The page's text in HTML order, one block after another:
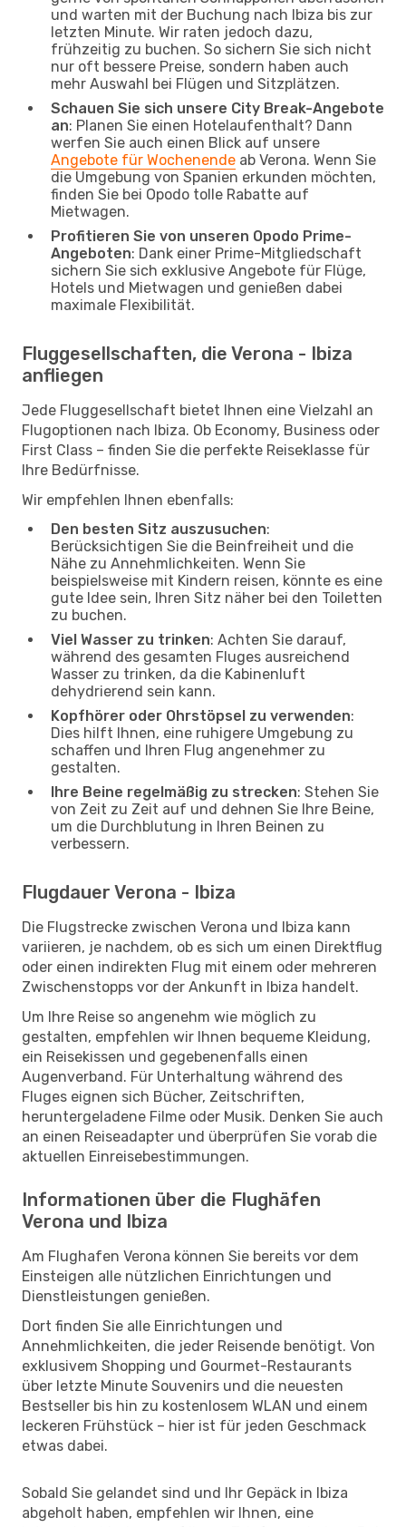
und warten mit der Buchung nach Ibiza bis zur
letzten Minute. Wir raten jedoch dazu,
frühzeitig zu buchen. So sichern Sie sich nicht
nur oft bessere Preise, sondern haben auch
mehr Auswahl bei Flügen und Sitzplätzen.
Schauen Sie sich unsere City Break-Angebote
an: Planen Sie einen Hotelaufenthalt? Dann
werfen Sie auch einen Blick auf unsere
Angebote für Wochenende ab Verona. Wenn Sie
die Umgebung von Spanien erkunden möchten,
finden Sie bei Opodo tolle Rabatte auf
Mietwagen.
Profitieren Sie von unseren Opodo Prime-
Angeboten: Dank einer Prime-Mitgliedschaft
sichern Sie sich exklusive Angebote für Flüge,
Hotels und Mietwagen und genießen dabei
maximale Flexibilität.
Fluggesellschaften, die Verona - Ibiza
anfliegen
Jede Fluggesellschaft bietet Ihnen eine Vielzahl an
Flugoptionen nach Ibiza. Ob Economy, Business oder
First Class – finden Sie die perfekte Reiseklasse für
Ihre Bedürfnisse.
Wir empfehlen Ihnen ebenfalls:
Den besten Sitz auszusuchen:
Berücksichtigen Sie die Beinfreiheit und die
Nähe zu Annehmlichkeiten. Wenn Sie
beispielsweise mit Kindern reisen, könnte es eine
gute Idee sein, Ihren Sitz näher bei den Toiletten
zu buchen.
Viel Wasser zu trinken: Achten Sie darauf,
während des gesamten Fluges ausreichend
Wasser zu trinken, da die Kabinenluft
dehydrierend sein kann.
Kopfhörer oder Ohrstöpsel zu verwenden:
Dies hilft Ihnen, eine ruhigere Umgebung zu
schaffen und Ihren Flug angenehmer zu
gestalten.
Ihre Beine regelmäßig zu strecken: Stehen Sie
von Zeit zu Zeit auf und dehnen Sie Ihre Beine,
um die Durchblutung in Ihren Beinen zu
verbessern.
Flugdauer Verona - Ibiza
Die Flugstrecke zwischen Verona und Ibiza kann
variieren, je nachdem, ob es sich um einen Direktflug
oder einen indirekten Flug mit einem oder mehreren
Zwischenstopps vor der Ankunft in Ibiza handelt.
Um Ihre Reise so angenehm wie möglich zu
gestalten, empfehlen wir Ihnen bequeme Kleidung,
ein Reisekissen und gegebenenfalls einen
Augenverband. Für Unterhaltung während des
Fluges eignen sich Bücher, Zeitschriften,
heruntergeladene Filme oder Musik. Denken Sie auch
an einen Reiseadapter und überprüfen Sie vorab die
aktuellen Einreisebestimmungen.
Informationen über die Flughäfen
Verona und Ibiza
Am Flughafen Verona können Sie bereits vor dem
Einsteigen alle nützlichen Einrichtungen und
Dienstleistungen genießen.
Dort finden Sie alle Einrichtungen und
Annehmlichkeiten, die jeder Reisende benötigt. Von
exklusivem Shopping und Gourmet-Restaurants
über letzte Minute Souvenirs und die neuesten
Bestseller bis hin zu kostenlosem WLAN und einem
leckeren Frühstück – hier ist für jeden Geschmack
etwas dabei.
Sobald Sie gelandet sind und Ihr Gepäck in Ibiza
abgeholt haben, empfehlen wir Ihnen, eine